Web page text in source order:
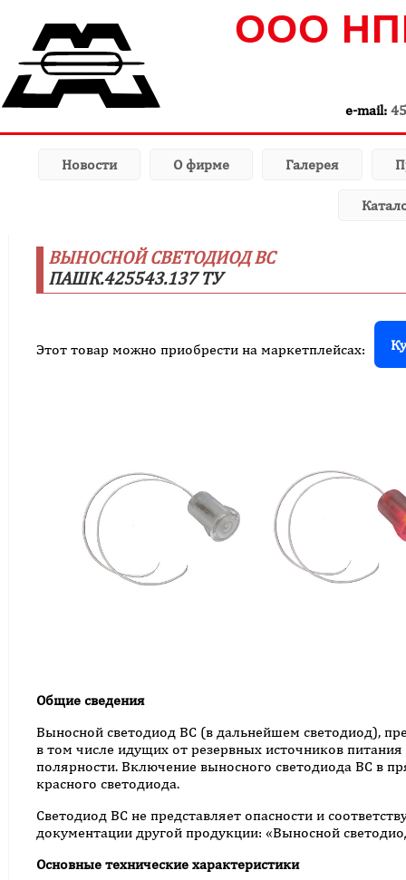
ООО
e-mail:
Новости О фирме Галерея
ВЫНОСНОЙ СВЕТОДИОД ВС
ПАШК.425543.137 ТУ
Этот товар можно приобрести на маркетплейсах:
Общие сведения
Выносной светодиод ВС (в дальнейшем светодиод),
в том числе идущих от резервных источников
полярности. Включение выносного светодиода ВС в
красного светодиода.
Светодиод ВС не представляет опасности и
документации другой продукции: «Выносной
Основные технические характеристики